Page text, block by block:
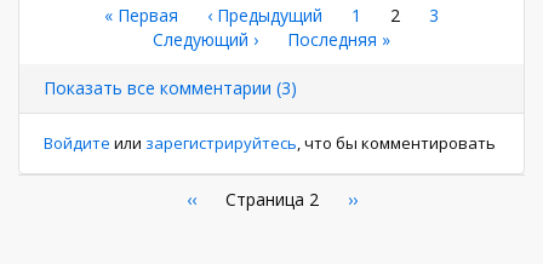
Нумерация
страниц
Первая
страница
« Первая ←
‹ Предыдущий Страница
1
Текущая
2 Страница
3
Следующая
Следующий ›
Последняя
Последняя »
Показать все комментарии (3)
Войдите или зарегистрируйтесь , что бы комментировать
Нумерация
←
‹‹ Страница 2
Следующая
››